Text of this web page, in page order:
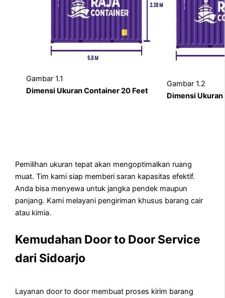
Gambar 1.1
Dimensi Ukuran Container 20 Feet
Gambar 1.2
Dimensi
Pemilihan ukuran tepat akan mengoptimalkan ruang
muat. Tim kami siap memberi saran kapasitas efektif.
Anda bisa menyewa untuk jangka pendek maupun
panjang. Kami melayani pengiriman khusus barang cair
atau kimia.
Kemudahan Door to Door Service
dari Sidoarjo
Layanan door to door membuat proses kirim barang